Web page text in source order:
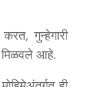
गुन्हेगारी
मिळवले आहे.